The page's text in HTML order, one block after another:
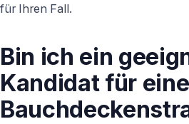
für Ihren Fall.
Bin ich ein
Kandidat für eine